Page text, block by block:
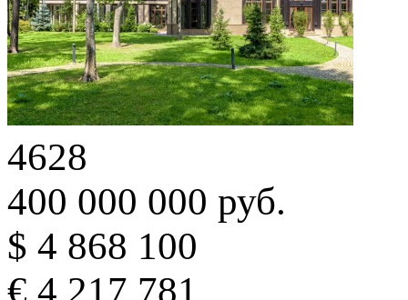
4628
400 000 000 руб.
$ 4 868 100
€ 4 217 781